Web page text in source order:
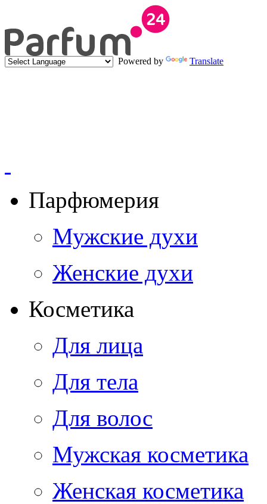
Powered by Translate
Парфюмерия
Мужские духи
Женские духи
Косметика
Для лица
Для тела
Для волос
Мужская косметика
Женская косметика